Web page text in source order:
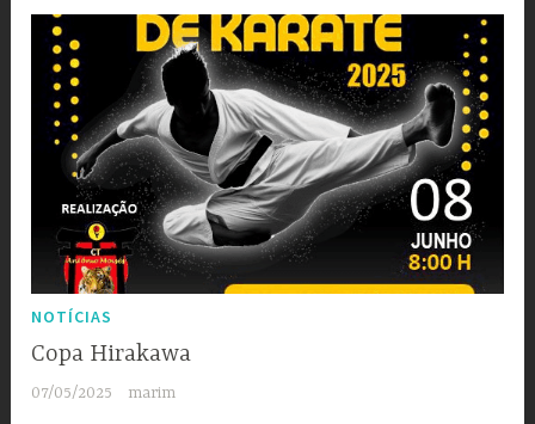
NOTÍCIAS
Copa Hirakawa
07/05/2025 marim